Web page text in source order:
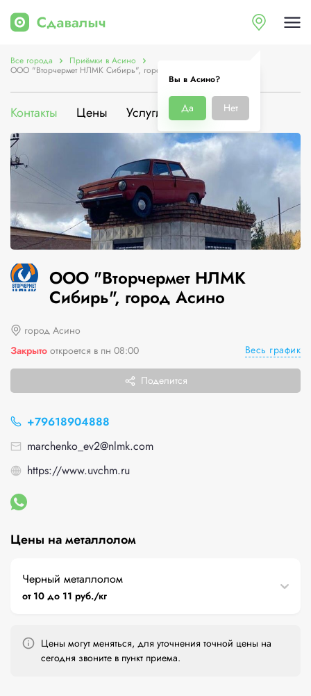
Вы в Асино?
Да Нет
Все города Приёмки в Асино
ООО "Вторчермет НЛМК Сибирь", город Асино
Контакты Цены Услуги О компании
ООО "Вторчермет НЛМК
Сибирь", город Асино
город Асино
Закрыто откроется в пн 08:00 Весь график
Поделится
+79618904888
marchenko_ev2@nlmk.com
https://www.uvchm.ru
Цены на металлолом
Черный металлолом
от 10 до 11 руб./кг
Цены могут меняться, для уточнения точной цены на
сегодня звоните в пункт приема.